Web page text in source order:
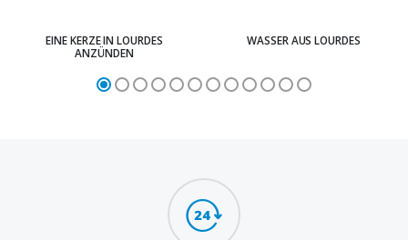
EINE KERZE IN LOURDES
ANZÜNDEN
WASSER AUS LOURDES